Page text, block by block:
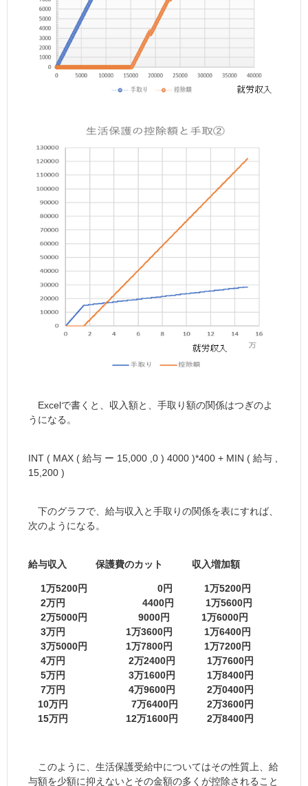
Excelで書くと、収入額と、手取り額の関係はつぎのよ
うになる。
INT ( MAX ( 給与 ー 15,000 ,0 ) 4000 )*400 + MIN ( 給与 ,
15,200 )
下のグラフで、給与収入と手取りの関係を表にすれば、
次のようになる。
給与収入 保護費のカット 収入増加額
1万5200円 0円 1万5200円
2万円 4400円 1万5600円
2万5000円 9000円 1万6000円
3万円 1万3600円 1万6400円
3万5000円 1万7800円 1万7200円
4万円 2万2400円 1万7600円
5万円 3万1600円 1万8400円
7万円 4万9600円 2万0400円
10万円 7万6400円 2万3600円
15万円 12万1600円 2万8400円
このように、生活保護受給中についてはその性質上、給
与額を少額に抑えないとその金額の多くが控除されること